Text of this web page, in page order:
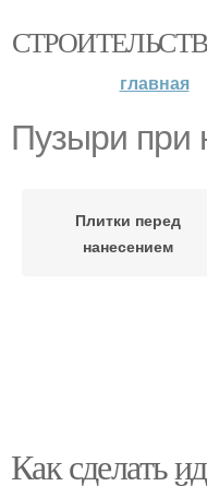
главная
Пузыри при
Плитки перед
нанесением
Как сделать